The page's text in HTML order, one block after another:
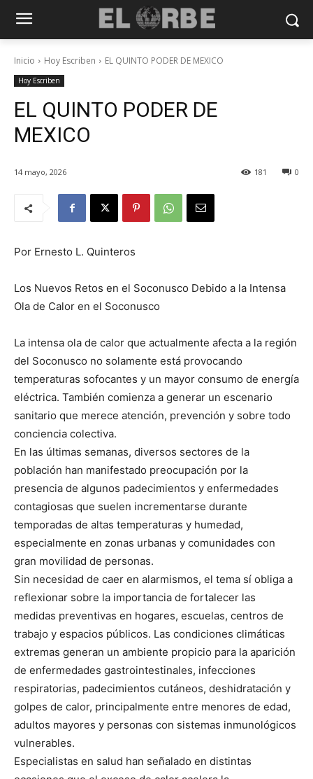
Inicio Hoy Escriben EL QUINTO PODER DE MEXICO
Hoy Escriben
EL QUINTO PODER DE
MEXICO
14 mayo, 2026 0
181
Por Ernesto L. Quinteros
Los Nuevos Retos en el Soconusco Debido a la Intensa
Ola de Calor en el Soconusco
La intensa ola de calor que actualmente afecta a la región
del Soconusco no solamente está provocando
temperaturas sofocantes y un mayor consumo de energía
eléctrica. También comienza a generar un escenario
sanitario que merece atención, prevención y sobre todo
conciencia colectiva.
En las últimas semanas, diversos sectores de la
población han manifestado preocupación por la
presencia de algunos padecimientos y enfermedades
contagiosas que suelen incrementarse durante
temporadas de altas temperaturas y humedad,
especialmente en zonas urbanas y comunidades con
gran movilidad de personas.
Sin necesidad de caer en alarmismos, el tema sí obliga a
reflexionar sobre la importancia de fortalecer las
medidas preventivas en hogares, escuelas, centros de
trabajo y espacios públicos. Las condiciones climáticas
extremas generan un ambiente propicio para la aparición
de enfermedades gastrointestinales, infecciones
respiratorias, padecimientos cutáneos, deshidratación y
golpes de calor, principalmente entre menores de edad,
adultos mayores y personas con sistemas inmunológicos
vulnerables.
Especialistas en salud han señalado en distintas